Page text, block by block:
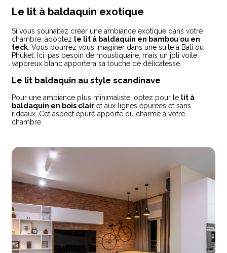
Le lit à baldaquin exotique
Si vous souhaitez créer une ambiance exotique dans votre
chambre, adoptez le lit à baldaquin en bambou ou en
teck . Vous pourrez vous imaginer dans une suite à Bali ou
Phuket. Ici, pas besoin de moustiquaire, mais un joli voile
vaporeux blanc apportera sa touche de délicatesse.
Le lit baldaquin au style scandinave
Pour une ambiance plus minimaliste, optez pour le lit à
baldaquin en bois clair et aux lignes épurées et sans
rideaux. Cet aspect épuré apporte du charme à votre
chambre.